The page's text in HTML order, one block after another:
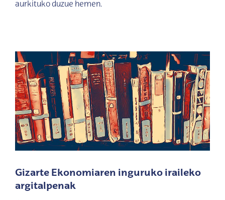
aurkituko duzue hemen.
Gizarte Ekonomiaren inguruko iraileko
argitalpenak